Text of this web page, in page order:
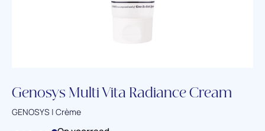
Genosys Multi Vita Radiance Cream
GENOSYS | Crème